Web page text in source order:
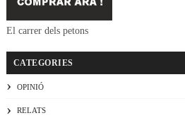
El carrer dels petons
CATEGORIES
OPINIÓ
RELATS